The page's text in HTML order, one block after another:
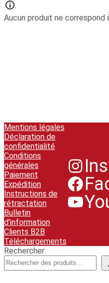
Aucun produit ne correspond
Mentions légales
Déclaration de
confidentialité
Conditions
générales
Paiement
Expédition
Instructions de
rétractation
Bulletin
d’information
Clients B2B
Téléchargements
Rechercher